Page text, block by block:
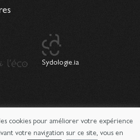
Sydologie.ia
Le magazine de l'innovation
-Mentions légales
cookies pour améliorer votre expérience
votre navigation sur ce site, vous en